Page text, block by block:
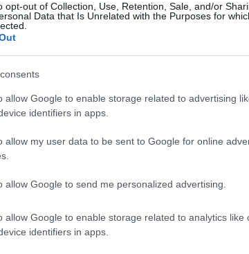
opt-out of Collection, Use, Retention, Sale, and/or
Data that Is Unrelated with the Purposes for
allow Google to enable storage related to advertising
identifiers in apps.
allow my user data to be sent to Google for online
allow Google to send me personalized advertising.
allow Google to enable storage related to analytics like
identifiers in apps.
Egy
is vár a
Komoly nézeteltérés
is, akik szerinte
talán még inkább, mint rólam – a